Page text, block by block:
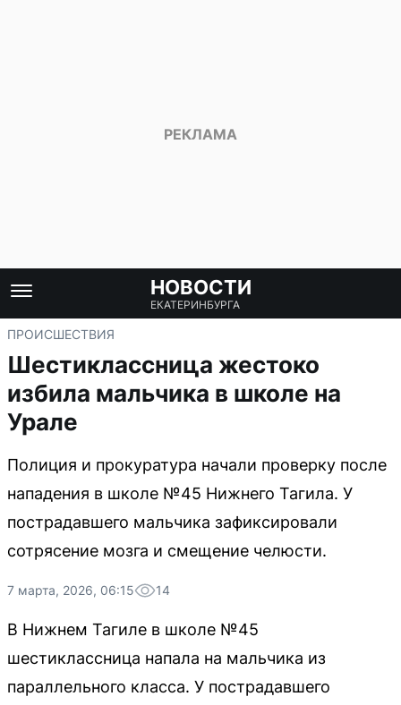
НОВОСТИ
ЕКАТЕРИНБУРГА
ПРОИСШЕСТВИЯ
Шестиклассница жестоко
избила мальчика в школе на
Урале
Полиция и прокуратура начали проверку после
нападения в школе №45 Нижнего Тагила. У
пострадавшего мальчика зафиксировали
сотрясение мозга и смещение челюсти.
7 марта, 2026, 06:15 14
В Нижнем Тагиле в школе №45
шестиклассница напала на мальчика из
параллельного класса. У пострадавшего